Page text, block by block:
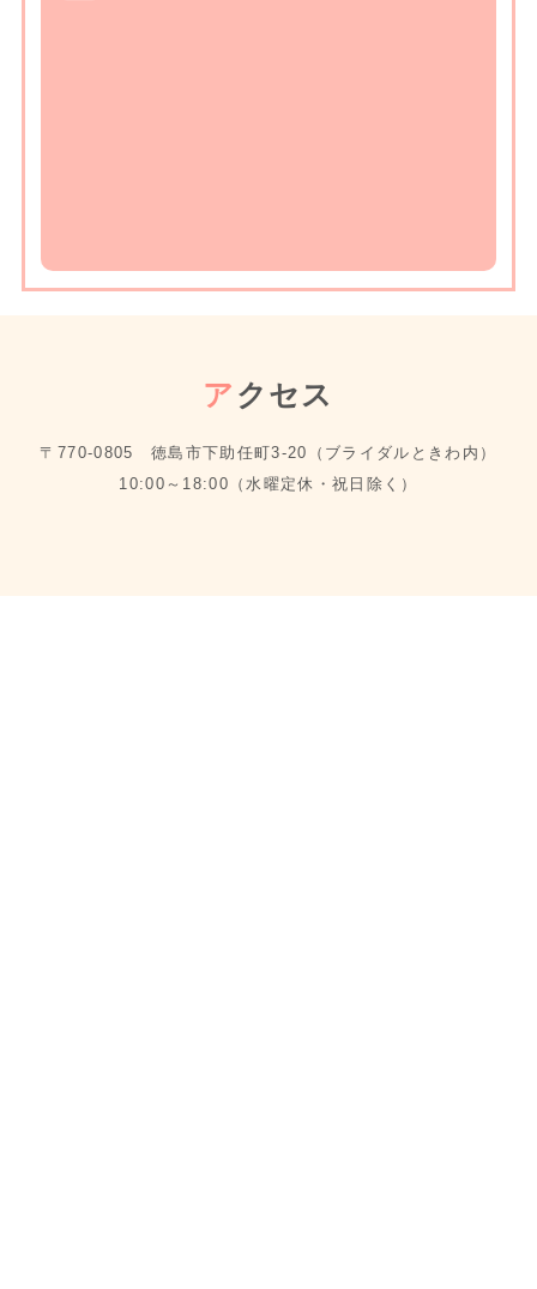
ア クセス
〒770-0805 徳島市下助任町3-20（ブライダルときわ内）
10:00～18:00（水曜定休・祝日除く）